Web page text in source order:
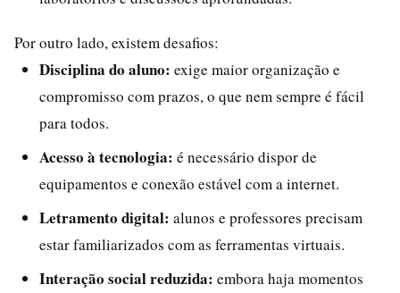
Por outro lado, existem desafios:
Disciplina do aluno: exige maior organização e
compromisso com prazos, o que nem sempre é fácil
para todos.
Acesso à tecnologia: é necessário dispor de
equipamentos e conexão estável com a internet.
Letramento digital: alunos e professores precisam
estar familiarizados com as ferramentas virtuais.
Interação social reduzida: embora haja momentos